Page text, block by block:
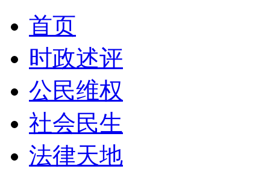
首页
时政述评
公民维权
社会民生
法律天地